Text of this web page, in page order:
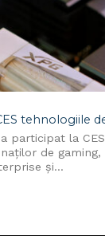
tehnologiile
participat la
de gaming,
și...